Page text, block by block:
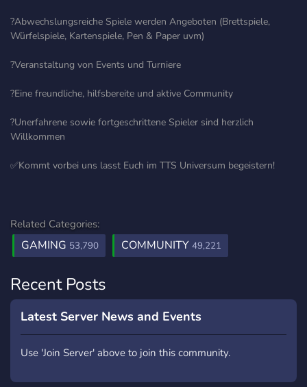
?Abwechslungsreiche Spiele werden Angeboten (Brettspiele,
Würfelspiele, Kartenspiele, Pen & Paper uvm)
?Veranstaltung von Events und Turniere
?Eine freundliche, hilfsbereite und aktive Community
?Unerfahrene sowie fortgeschrittene Spieler sind herzlich
Willkommen
✅Kommt vorbei uns lasst Euch im TTS Universum begeistern!
Related Categories:
GAMING 53,790 COMMUNITY 49,221
Recent Posts
Latest Server News and Events
Use 'Join Server' above to join this community.